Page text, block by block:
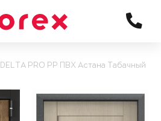
DELTA PRO PP ПВХ Астана Табачный